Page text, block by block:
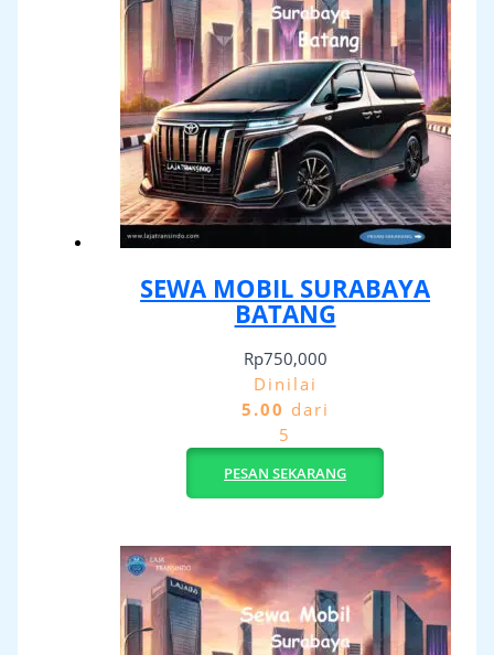
SEWA MOBIL SURABAYA
BATANG
Rp750,000
Dinilai
5.00 dari
5
PESAN SEKARANG